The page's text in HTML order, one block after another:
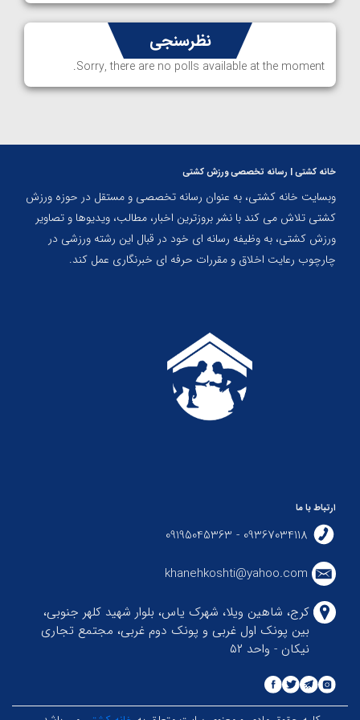
نظرسنجی
Sorry, there are no polls available at the moment.
خانه کشتی | رسانه تخصصی ورزش کشتی
وبسایت خانه کشتی، به عنوان رسانه تخصصی و مستقل در حوزه ورزش
کشتی تلاش می کند با نشر بروزترین اخبار، مطالب، ویدیوها و تصاویر
ورزش کشتی، به وظیفه رسانه ای خود در قبال این رشته ورزشی در
چارچوب رعایت اخلاق و مقررات حرفه ای خبرنگاری عمل کند.
ارتباط با ما
09367034118 - 09195045363
khanehkoshti@yahoo.com
کرج، شاهین ویلا، شهرک یاس، بلوار شهید کلهر جنوبی،
بین پونک اول غربی و پونک دوم غربی، مجتمع تجاری
نیکان - واحد ۵۲